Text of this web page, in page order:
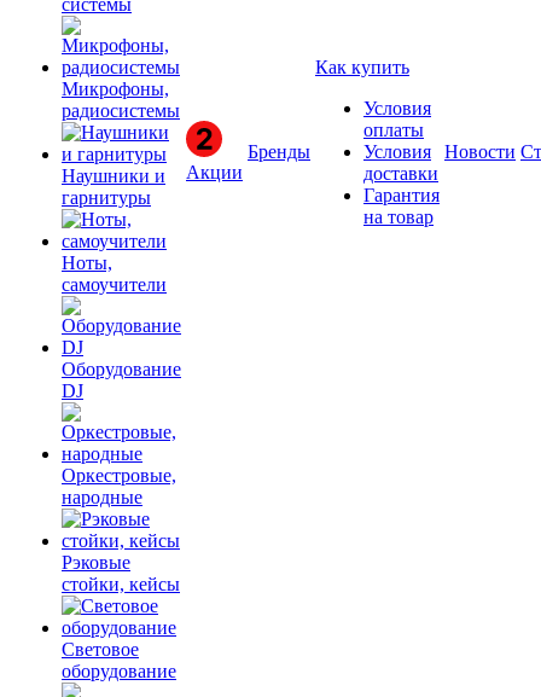
системы
Микрофоны,
радиосистемы
Наушники и
гарнитуры
Ноты,
самоучители
Оборудование
DJ
Оркестровые,
народные
Рэковые
стойки, кейсы
Световое
оборудование
Акции
Бренды
Как купить
Условия
оплаты
Условия
доставки
Гарантия
на товар
Новости